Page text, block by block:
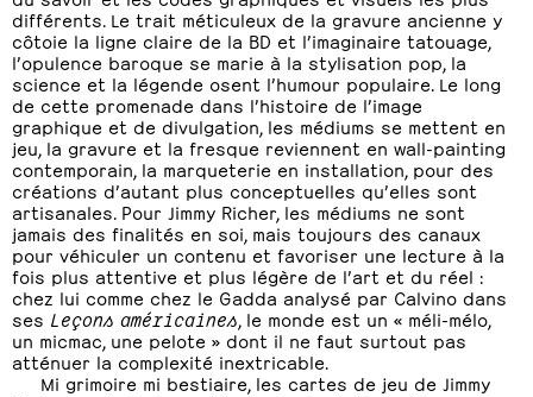
différents. Le trait méticuleux de la gravure ancienne y
côtoie la ligne claire de la BD et l’imaginaire tatouage,
l’opulence baroque se marie à la stylisation pop, la
science et la légende osent l’humour populaire. Le long
de cette promenade dans l’histoire de l’image
graphique et de divulgation, les médiums se mettent en
jeu, la gravure et la fresque reviennent en wall-painting
contemporain, la marqueterie en installation, pour des
créations d’autant plus conceptuelles qu’elles sont
artisanales. Pour Jimmy Richer, les médiums ne sont
jamais des finalités en soi, mais toujours des canaux
pour véhiculer un contenu et favoriser une lecture à la
fois plus attentive et plus légère de l’art et du réel :
chez lui comme chez le Gadda analysé par Calvino dans
ses Leçons américaines , le monde est un « méli-mélo,
un micmac, une pelote » dont il ne faut surtout pas
atténuer la complexité inextricable.
Mi grimoire mi bestiaire, les cartes de jeu de Jimmy